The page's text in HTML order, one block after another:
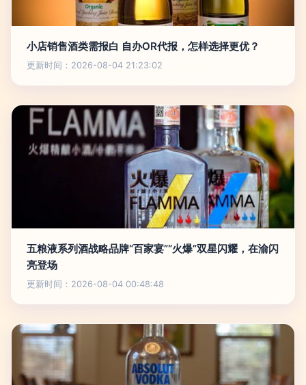
小店销售酒类需报白 自办OR代报，怎样选择更优？
更新时间：2026-08-04 21:23:02
五粮液系列酒战略品牌“百家宴”“火爆”双星闪耀，在渝闪
亮登场
更新时间：2026-08-04 00:48:48